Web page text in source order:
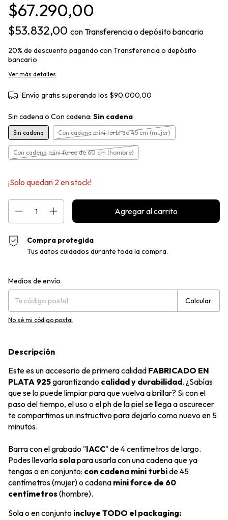
$67.290,00
$53.832,00 conTransferencia o depósito bancario
20% de descuento pagando con Transferencia o depósito
bancario
Ver más detalles
Envío gratis superando los $90.000,00
Sin cadena o Con cadena: Sin cadena
Sin cadena Con cadena mini turbi de 45 cm (mujer)
Con cadena mini force de 60 cm (hombre)
¡Solo quedan 2en stock!
Compra protegida
Tus datos cuidados durante toda la compra.
Entregas para el CP:
Medios de envío
Calcular
No sé mi código postal
Descripción
Este es un accesorio de primera calidad FABRICADO EN
PLATA 925garantizando calidad y durabilidad. ¿Sabías
que se lo puede limpiar para que vuelva a brillar? Si con el
paso del tiempo, el uso o el ph de la piel se llega a oscurecer
te compartimos un instructivo para dejarlo como nuevo en 5
minutos.
Barra con el grabado "IACC" de 4 centimetros de largo.
Podes llevarlasolapara usarla con una cadena que ya
tengas o en conjunto: con cadena mini turbide 45
centímetros (mujer) o cadena mini force de 60
centímetros (hombre).
Sola o en conjunto incluye TODO el packaging: